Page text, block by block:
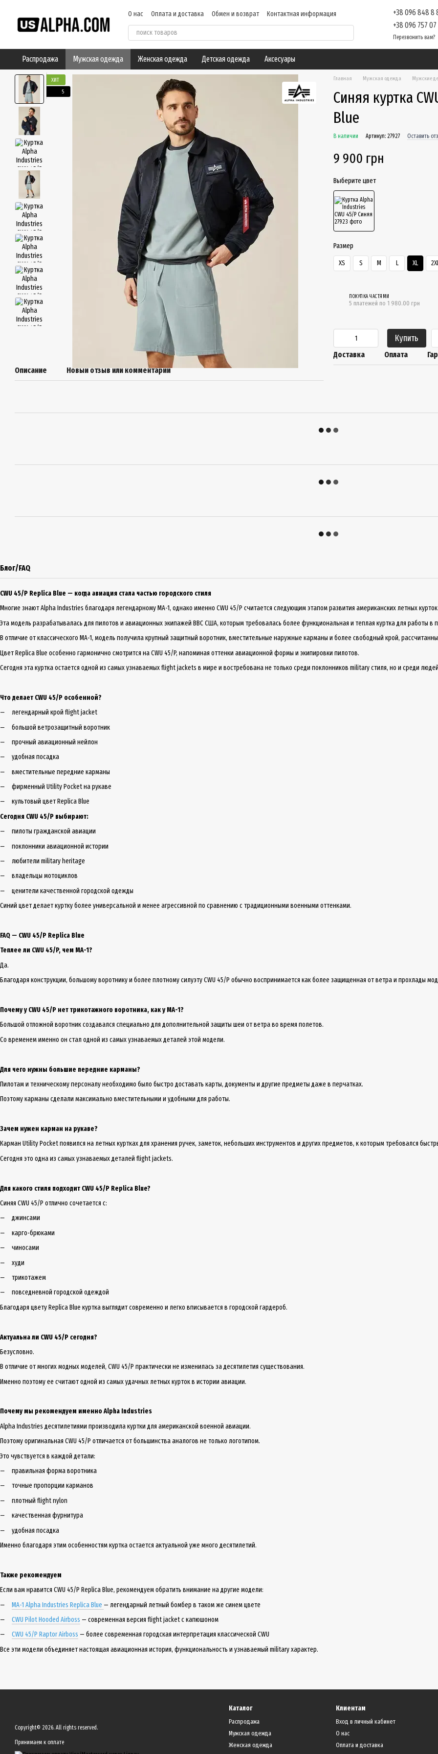
О нас Оплата и доставка Обмен и возврат
Контактная информация
Пользовательское соглашение
Отзывы о магазине Блог
+38 096 848 8
+38 096 757
Перезвонить вам?
Распродажа Мужская одежда Женская одежда Детская одежда Аксесуары
ХИТ
5
Описание Новый отзыв или комментарий
Главная Мужская одежда Мужские
Синяя куртка
Blue
В наличии Артикул: 27927 Оставить
9 900 грн
Выберите цвет
Размер
XS S M L XL
ПОКУПКА ЧАСТЯМИ
5 платежей по 1 980.00 грн
Купить
Доставка Оплата
Блог/FAQ
CWU 45/P Replica Blue — когда авиация стала частью городского стиля
Многие знают Alpha Industries благодаря легендарному MA-1, однако именно CWU 45/P считается следующим этапом развития американских летных
Эта модель разрабатывалась для пилотов и авиационных экипажей ВВС США, которым требовалась более функциональная и теплая куртка для работы в
В отличие от классического MA-1, модель получила крупный защитный воротник, вместительные наружные карманы и более свободный крой,
Цвет Replica Blue особенно гармонично смотрится на CWU 45/P, напоминая оттенки авиационной формы и экипировки пилотов.
Сегодня эта куртка остается одной из самых узнаваемых flight jackets в мире и востребована не только среди поклонников military стиля, но и среди
Что делает CWU 45/P особенной?
легендарный крой flight jacket
большой ветрозащитный воротник
прочный авиационный нейлон
удобная посадка
вместительные передние карманы
фирменный Utility Pocket на рукаве
культовый цвет Replica Blue
Сегодня CWU 45/P выбирают:
пилоты гражданской авиации
поклонники авиационной истории
любители military heritage
владельцы мотоциклов
ценители качественной городской одежды
Синий цвет делает куртку более универсальной и менее агрессивной по сравнению с традиционными военными оттенками.
FAQ — CWU 45/P Replica Blue
Теплее ли CWU 45/P, чем MA-1?
Да.
Благодаря конструкции, большому воротнику и более плотному силуэту CWU 45/P обычно воспринимается как более защищенная от ветра и прохлады
Почему у CWU 45/P нет трикотажного воротника, как у MA-1?
Большой отложной воротник создавался специально для дополнительной защиты шеи от ветра во время полетов.
Со временем именно он стал одной из самых узнаваемых деталей этой модели.
Для чего нужны большие передние карманы?
Пилотам и техническому персоналу необходимо было быстро доставать карты, документы и другие предметы даже в перчатках.
Поэтому карманы сделали максимально вместительными и удобными для работы.
Зачем нужен карман на рукаве?
Карман Utility Pocket появился на летных куртках для хранения ручек, заметок, небольших инструментов и других предметов, к которым требовался
Сегодня это одна из самых узнаваемых деталей flight jackets.
Для какого стиля подходит CWU 45/P Replica Blue?
Синяя CWU 45/P отлично сочетается с:
джинсами
карго-брюками
чиносами
худи
трикотажем
повседневной городской одеждой
Благодаря цвету Replica Blue куртка выглядит современно и легко вписывается в городской гардероб.
Актуальна ли CWU 45/P сегодня?
Безусловно.
В отличие от многих модных моделей, CWU 45/P практически не изменилась за десятилетия существования.
Именно поэтому ее считают одной из самых удачных летных курток в истории авиации.
Почему мы рекомендуем именно Alpha Industries
Alpha Industries десятилетиями производила куртки для американской военной авиации.
Поэтому оригинальная CWU 45/P отличается от большинства аналогов не только логотипом.
Это чувствуется в каждой детали:
правильная форма воротника
точные пропорции карманов
плотный flight nylon
качественная фурнитура
удобная посадка
Именно благодаря этим особенностям куртка остается актуальной уже много десятилетий.
Также рекомендуем
Если вам нравится CWU 45/P Replica Blue, рекомендуем обратить внимание на другие модели:
MA-1 Alpha Industries Replica Blue — легендарный летный бомбер в таком же синем цвете
CWU Pilot Hooded Airboss — современная версия flight jacket с капюшоном
CWU 45/P Raptor Airboss — более современная городская интерпретация классической CWU
Все эти модели объединяет настоящая авиационная история, функциональность и узнаваемый military характер.
Copyright© 2026. All rights reserved.
Принимаем к оплате
Каталог
Распродажа
Мужская одежда
Женская одежда
Клиентам
Вход в личный кабинет
О нас
Оплата и доставка